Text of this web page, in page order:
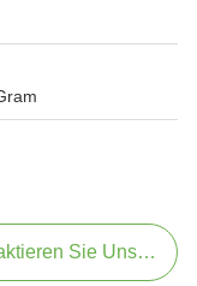
Sie Uns Jetzt